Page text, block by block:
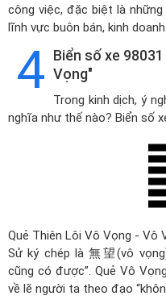
công việc, đặc biệt là
lĩnh vực buôn bán, kinh doanh.
4 Biển số xe
Vọng"
Trong kinh dịch, ý
nghĩa như thế nào? Biển số
Quẻ Thiên Lôi Vô Vọng - Vô
Sử ký chép là 無望(vô
cũng có được”. Quẻ Vô
về lẽ người ta theo đạo